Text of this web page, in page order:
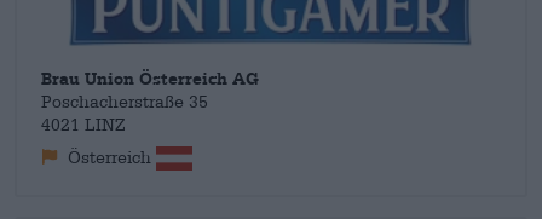
overigens niet alleen voor het milieu, maar ook voor de
mensen die in het bedrijf werken: Puntigamer zet zich ervoor
werken, bijscholing geven en eerlijke lonen betalen. De
brouwerij ondersteunt ook sportclubs en draagt met
regio
Brau Union Österreich AG
Poschacherstraße 35
4021 LINZ
Österreich